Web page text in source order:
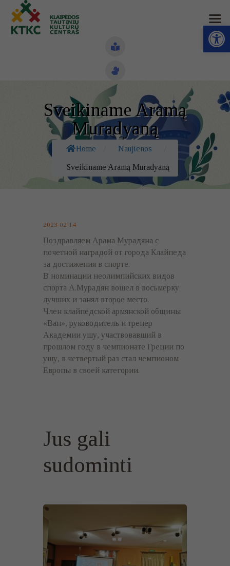
Open toolbar
Sveikiname Aramą
Muradyaną
Home Naujienos
Sveikiname Aramą Muradyaną
Naujienos
Struktūra ir kontaktai
Veiklos sritys
Administracinė informacija
Kontaktai
2023-02-14
Поздравляем Арама Мурадяна с
почетной наградой от города Клайпеда
за достижения в спорте.
В номинации неолимпийских видов
спорта А.Мурадян вошел в восьмерку
лучших и занял второе место.
Член клайпедской армянской общины
«Ван», руководитель и тренер
Академии ушу, участвовавший в
прошлом году в чемпионате Греции по
ушу, в четвертый раз стал чемпионом
Европы в своей категории.
Jus gali
sudominti